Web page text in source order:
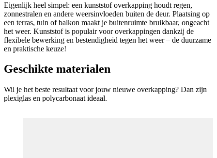
Eigenlijk heel simpel: een kunststof overkapping houdt regen,
zonnestralen en andere weersinvloeden buiten de deur. Plaatsing op
een terras, tuin of balkon maakt je buitenruimte bruikbaar, ongeacht
het weer. Kunststof is populair voor overkappingen dankzij de
flexibele bewerking en bestendigheid tegen het weer – de duurzame
en praktische keuze!
Geschikte materialen
Wil je het beste resultaat voor jouw nieuwe overkapping? Dan zijn
plexiglas en polycarbonaat ideaal.